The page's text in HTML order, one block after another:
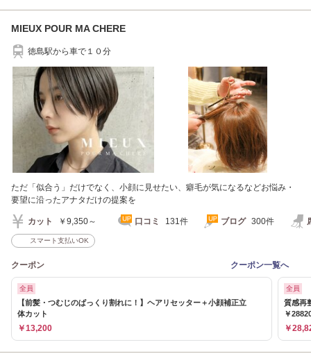
MIEUX POUR MA CHERE
徳島駅から車で１０分
ただ「似合う」だけでなく、小顔に見せたい、癖毛が気になるなどお悩み・
要望に沿ったアナタだけの提案を
カット ￥9,350～ 口コミ 131件 ブログ 300件
スマート支払いOK
クーポン クーポン一覧へ
全員
【前髪・つむじのぱっくり割れに！】ヘアリセッター＋小顔補正立
体カット
￥13,200
全員
質感再
￥
￥